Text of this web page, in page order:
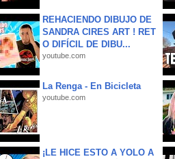
REHACIENDO DIBUJO DE
SANDRA CIRES ART ! RET
O DIFÍCIL DE DIBU...
youtube.com
La Renga - En Bicicleta
youtube.com
¡LE HICE ESTO A YOLO A